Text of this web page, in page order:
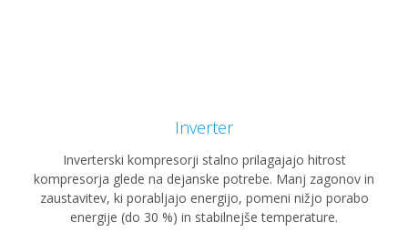
Inverter
Inverterski kompresorji stalno prilagajajo hitrost
kompresorja glede na dejanske potrebe. Manj zagonov in
zaustavitev, ki porabljajo energijo, pomeni nižjo porabo
energije (do 30 %) in stabilnejše temperature.